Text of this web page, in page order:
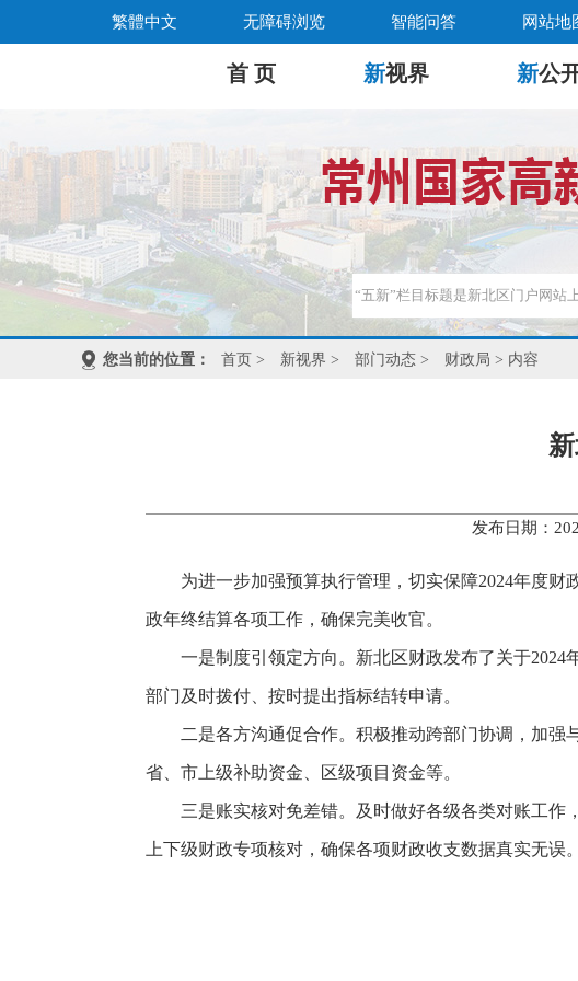
繁體中文 无障碍浏览 智能问答 网站地
首 页 新视界 新公
您当前的位置： 首页 > 新视界 > 部门动态 > 财政局 > 内容
发布日期：
为进一步加强预算执行管理，切实保障2024年度
政年终结算各项工作，确保完美收官。
一是制度引领定方向。新北区财政发布了关于
部门及时拨付、按时提出指标结转申请。
二是各方沟通促合作。积极推动跨部门协调，加强
省、市上级补助资金、区级项目资金等。
三是账实核对免差错。及时做好各级各类对账工作
上下级财政专项核对，确保各项财政收支数据真实无误。